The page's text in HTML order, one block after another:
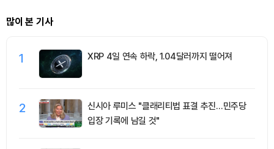
많이 본 기사
1 XRP 4일 연속 하락, 1.04달러까지 떨어져
2
신시아 루미스 "클래리티법 표결 추진…민주당
입장 기록에 남길 것"